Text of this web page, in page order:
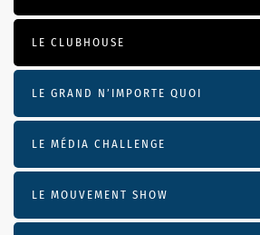
LE CLUBHOUSE
LE GRAND N’IMPORTE QUOI
LE MÉDIA CHALLENGE
LE MOUVEMENT SHOW